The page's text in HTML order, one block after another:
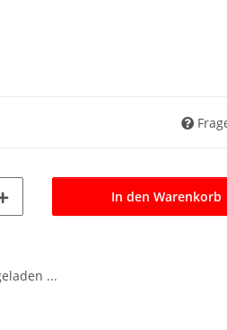
In den Warenkorb
...